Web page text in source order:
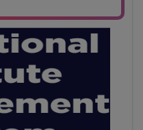
অনার্স পড়ার সুযোগ।